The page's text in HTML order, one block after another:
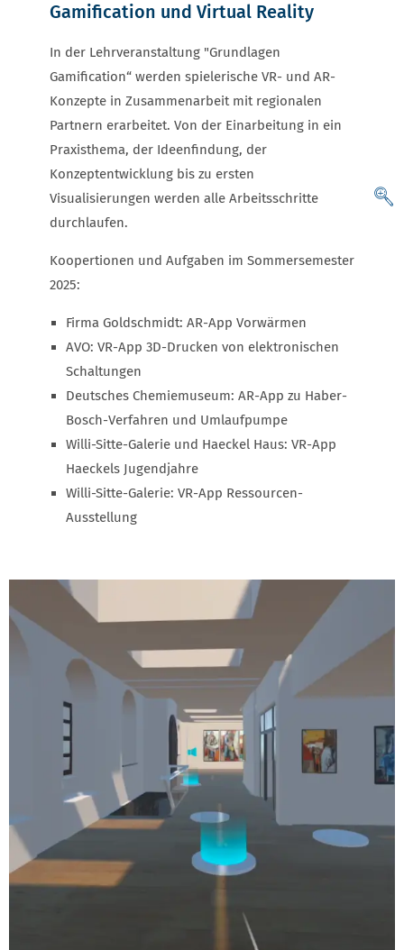
Gamification und Virtual Reality
In der Lehrveranstaltung "Grundlagen
Gamification“ werden spielerische VR- und AR-
Konzepte in Zusammenarbeit mit regionalen
Partnern erarbeitet. Von der Einarbeitung in ein
Praxisthema, der Ideenfindung, der
Konzeptentwicklung bis zu ersten
Visualisierungen werden alle Arbeitsschritte
durchlaufen.
Koopertionen und Aufgaben im Sommersemester
2025:
Firma Goldschmidt: AR-App Vorwärmen
AVO: VR-App 3D-Drucken von elektronischen
Schaltungen
Deutsches Chemiemuseum: AR-App zu Haber-
Bosch-Verfahren und Umlaufpumpe
Willi-Sitte-Galerie und Haeckel Haus: VR-App
Haeckels Jugendjahre
Willi-Sitte-Galerie: VR-App Ressourcen-
Ausstellung